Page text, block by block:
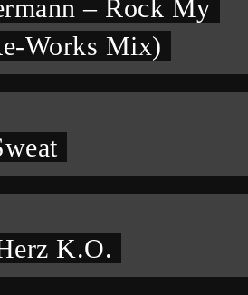
– Rock My
Works Mix)
K.O.